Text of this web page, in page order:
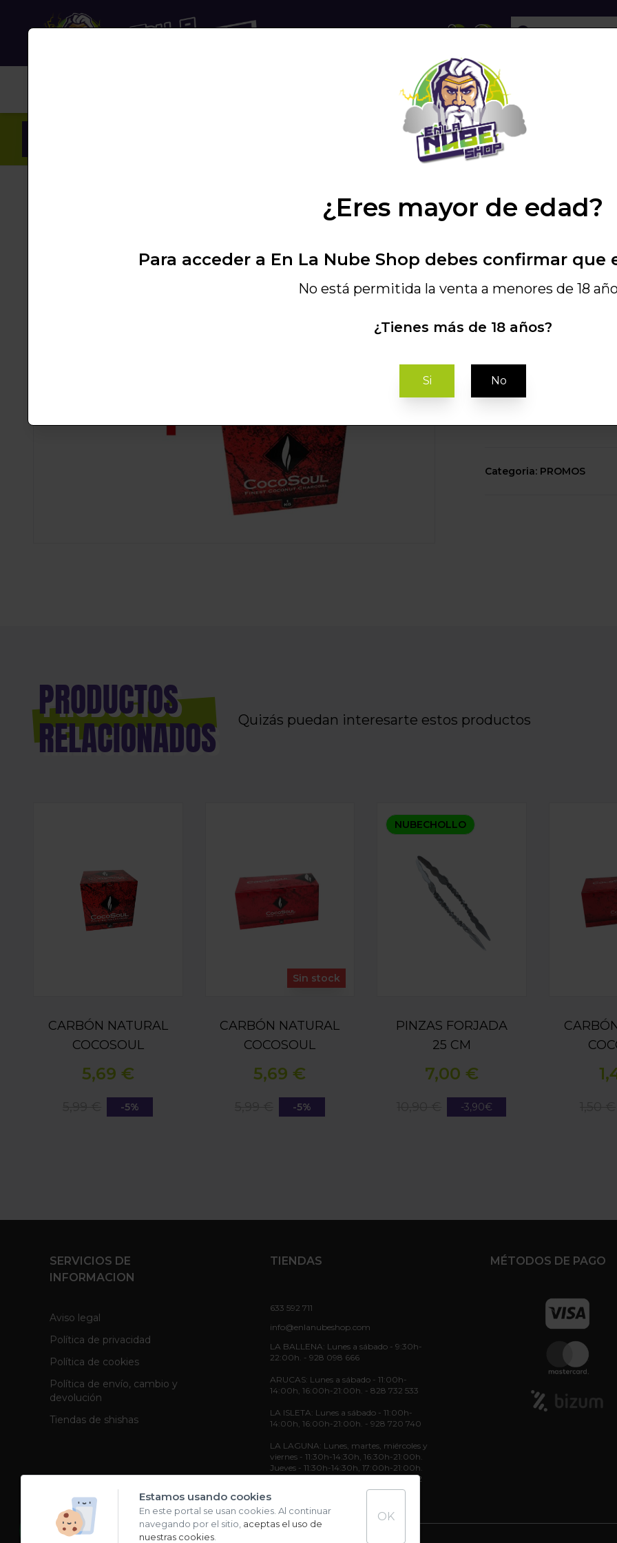
SHISHA VAPEO
2+1 CARBON NATURAL COCOSOUL... /
Incluye IGIC - Ref.
2+1 CARBON
COCOSOUL
Categoria: PROMOS
PRODUCTOS
RELACIONADOS Quizás puedan interesarte estos productos
CARBÓN NATURAL
COCOSOUL
26X26X26 MM 1KG
5,69 €
-5%
Sin stock
CARBÓN NATURAL
COCOSOUL
27x27x27 MM 1KG
5,69 €
-5%
NUBECHOLLO
PINZAS FORJADA
25 CM
7,00 €
-3,90€
SERVICIOS DE
INFORMACION
Aviso legal
Política de privacidad
Política de cookies
Política de envío, cambio y
devolución
Tiendas de shishas
TIENDAS
633 592 711
info@enlanubeshop.com
LA BALLENA: Lunes a sábado - 9:30h-
22:00h. - 928 098 666
ARUCAS: Lunes a sábado - 11:00h-
14:00h, 16:00h-21:00h. - 828 732 533
LA ISLETA: Lunes a sábado - 11:00h-
14:00h, 16:00h-21:00h. - 928 720 740
LA LAGUNA: Lunes, martes, miércoles y
viernes - 11:30h-14:30h, 16:30h-21:00h.
Jueves - 11:30h-14:30h, 17:00h-21:00h.
Sábado - 11:30h-14:30h. - 822 70 36 52
MÉTODOS DE PAGO
¿Eres mayor de edad?
Para acceder a En La Nube Shop debes confirmar que
No está permitida la venta a menores de 18
¿Tienes más de 18 años?
Si No
Estamos usando cookies
En este portal se usan cookies. Al continuar
navegando por el sitio, aceptas el uso de
nuestras cookies
OK